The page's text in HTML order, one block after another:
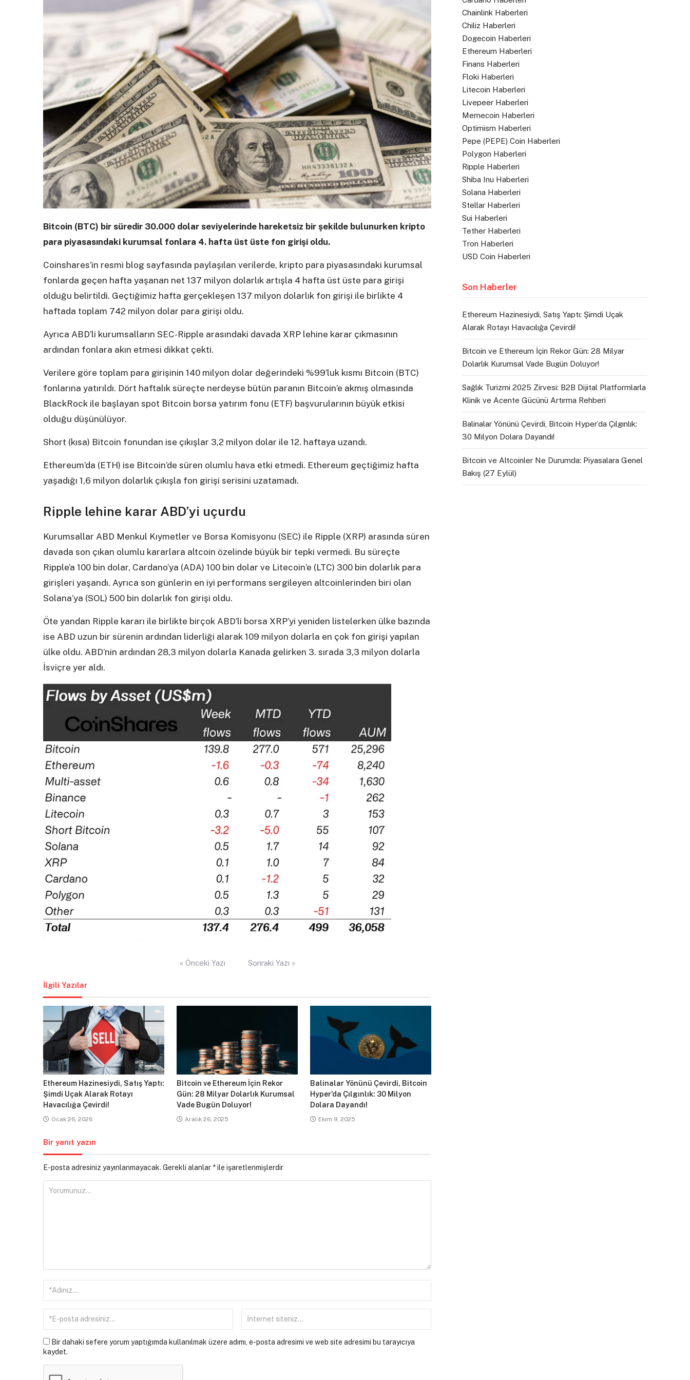
Bitcoin (BTC) bir süredir 30.000 dolar seviyelerinde hareketsiz bir şekilde bulunurken kripto
para piyasasındaki kurumsal fonlara 4. hafta üst üste fon girişi oldu.
Coinshares’in resmi blog sayfasında paylaşılan verilerde, kripto para piyasasındaki kurumsal
fonlarda geçen hafta yaşanan net 137 milyon dolarlık artışla 4 hafta üst üste para girişi
olduğu belirtildi. Geçtiğimiz hafta gerçekleşen 137 milyon dolarlık fon girişi ile birlikte 4
haftada toplam 742 milyon dolar para girişi oldu.
Ayrıca ABD’li kurumsalların SEC-Ripple arasındaki davada XRP lehine karar çıkmasının
ardından fonlara akın etmesi dikkat çekti.
Verilere göre toplam para girişinin 140 milyon dolar değerindeki %99’luk kısmı Bitcoin (BTC)
fonlarına yatırıldı. Dört haftalık süreçte nerdeyse bütün paranın Bitcoin’e akmış olmasında
BlackRock ile başlayan spot Bitcoin borsa yatırım fonu (ETF) başvurularının büyük etkisi
olduğu düşünülüyor.
Short (kısa) Bitcoin fonundan ise çıkışlar 3,2 milyon dolar ile 12. haftaya uzandı.
Ethereum’da (ETH) ise Bitcoin’de süren olumlu hava etki etmedi. Ethereum geçtiğimiz hafta
yaşadığı 1,6 milyon dolarlık çıkışla fon girişi serisini uzatamadı.
Ripple lehine karar ABD’yi uçurdu
Kurumsallar ABD Menkul Kıymetler ve Borsa Komisyonu (SEC) ile Ripple (XRP) arasında süren
davada son çıkan olumlu kararlara altcoin özelinde büyük bir tepki vermedi. Bu süreçte
Ripple’a 100 bin dolar, Cardano’ya (ADA) 100 bin dolar ve Litecoin’e (LTC) 300 bin dolarlık para
girişleri yaşandı. Ayrıca son günlerin en iyi performans sergileyen altcoinlerinden biri olan
Solana’ya (SOL) 500 bin dolarlık fon girişi oldu.
Öte yandan Ripple kararı ile birlikte birçok ABD’li borsa XRP’yi yeniden listelerken ülke bazında
ise ABD uzun bir sürenin ardından liderliği alarak 109 milyon dolarla en çok fon girişi yapılan
ülke oldu. ABD’nin ardından 28,3 milyon dolarla Kanada gelirken 3. sırada 3,3 milyon dolarla
İsviçre yer aldı.
« Önceki Yazı Sonraki Yazı »
İlgili Yazılar
Ethereum Hazinesiydi, Satış Yaptı:
Şimdi Uçak Alarak Rotayı
Havacılığa Çevirdi!
Ocak 26, 2026
Bitcoin ve Ethereum İçin Rekor
Gün: 28 Milyar Dolarlık Kurumsal
Vade Bugün Doluyor!
Aralık 26, 2025
Balinalar Yönünü Çevirdi, Bitcoin
Hyper’da Çılgınlık: 30 Milyon
Dolara Dayandı!
Ekim 9, 2025
Bir yanıt yazın
E-posta adresiniz yayınlanmayacak. Gerekli alanlar *ile işaretlenmişlerdir
Bir dahaki sefere yorum yaptığımda kullanılmak üzere adımı, e-posta adresimi ve web site adresimi bu tarayıcıya
kaydet.
Chainlink Haberleri
Chiliz Haberleri
Dogecoin Haberleri
Ethereum Haberleri
Finans Haberleri
Floki Haberleri
Litecoin Haberleri
Livepeer Haberleri
Memecoin Haberleri
Optimism Haberleri
Pepe (PEPE) Coin Haberleri
Polygon Haberleri
Ripple Haberleri
Shiba Inu Haberleri
Solana Haberleri
Stellar Haberleri
Sui Haberleri
Tether Haberleri
Tron Haberleri
USD Coin Haberleri
Son Haberler
Ethereum Hazinesiydi, Satış Yaptı: Şimdi Uçak
Alarak Rotayı Havacılığa Çevirdi!
Bitcoin ve Ethereum İçin Rekor Gün: 28 Milyar
Dolarlık Kurumsal Vade Bugün Doluyor!
Sağlık Turizmi 2025 Zirvesi: B2B Dijital Platformlarla
Klinik ve Acente Gücünü Artırma Rehberi
Balinalar Yönünü Çevirdi, Bitcoin Hyper’da Çılgınlık:
30 Milyon Dolara Dayandı!
Bitcoin ve Altcoinler Ne Durumda: Piyasalara Genel
Bakış (27 Eylül)